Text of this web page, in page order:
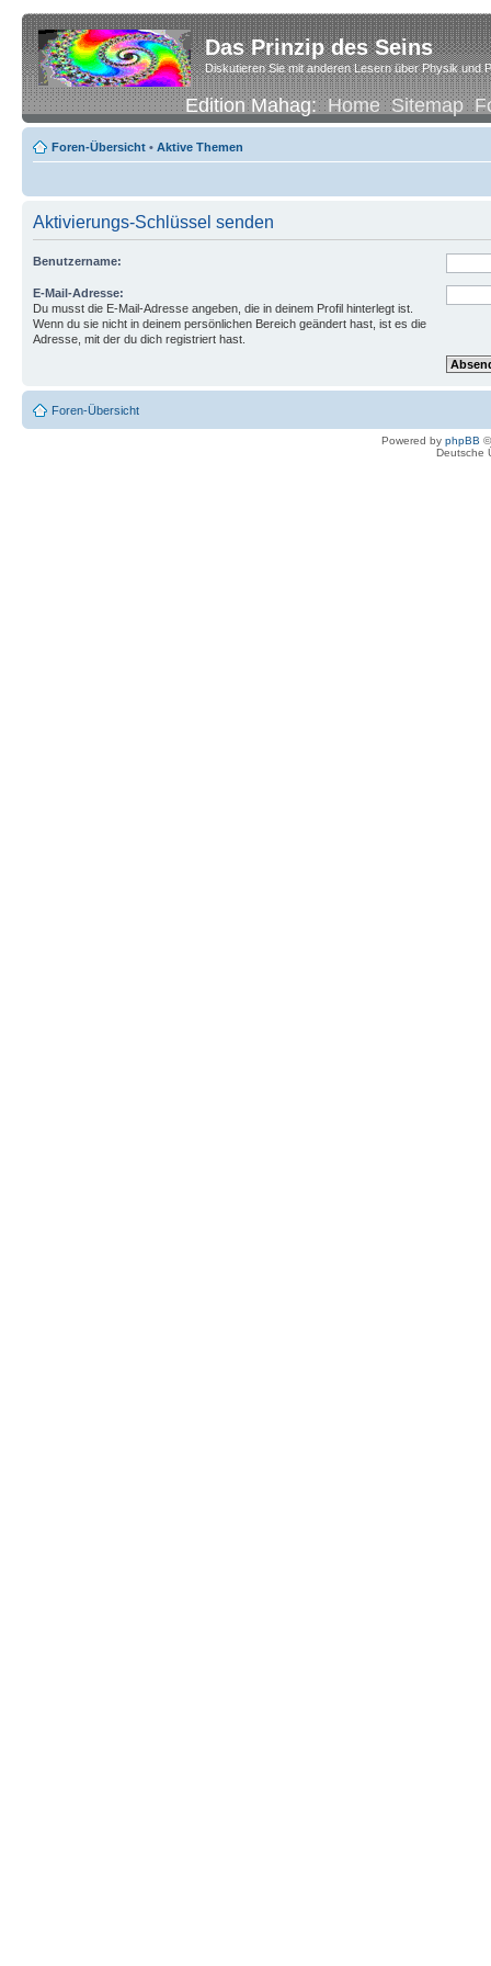
Das Prinzip des Seins
Diskutieren Sie mit anderen Lesern über Physik und
Edition Mahag:Home Sitemap
Foren-Übersicht • Aktive Themen
Aktivierungs-Schlüssel senden
Benutzername:
E-Mail-Adresse:
Du musst die E-Mail-Adresse angeben, die in deinem Profil hinterlegt ist.
Wenn du sie nicht in deinem persönlichen Bereich geändert hast, ist es die
Adresse, mit der du dich registriert hast.
Foren-Übersicht
Powered by phpBB
Deutsche